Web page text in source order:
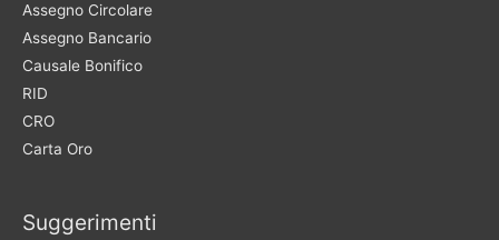
Assegno Circolare
Assegno Bancario
Causale Bonifico
RID
CRO
Carta Oro
Suggerimenti